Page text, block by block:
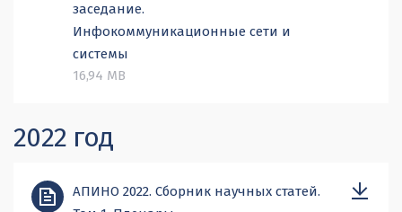
заседание.
Инфокоммуникационные сети и
системы
16,94 MB
2022 год
АПИНО 2022. Сборник научных статей.